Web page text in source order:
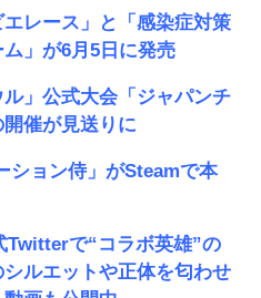
レース」と「感染症対策
」が6月5日に発売
ル」公式大会「ジャパンチ
催が見送りに
ション侍」がSteamで本
Twitterで“コラボ英雄”の
ルエットや正体を匂わせ